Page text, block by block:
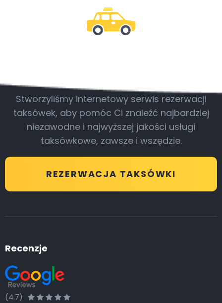
Stworzyliśmy internetowy serwis rezerwacji
taksówek, aby pomóc Ci znaleźć najbardziej
niezawodne i najwyższej jakości usługi
taksówkowe, zawsze i wszędzie.
REZERWACJA TAKSÓWKI
Recenzje
(4.7)